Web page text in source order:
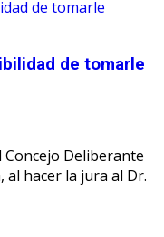
de tomarle
Deliberante
al hacer la jura al Dr.